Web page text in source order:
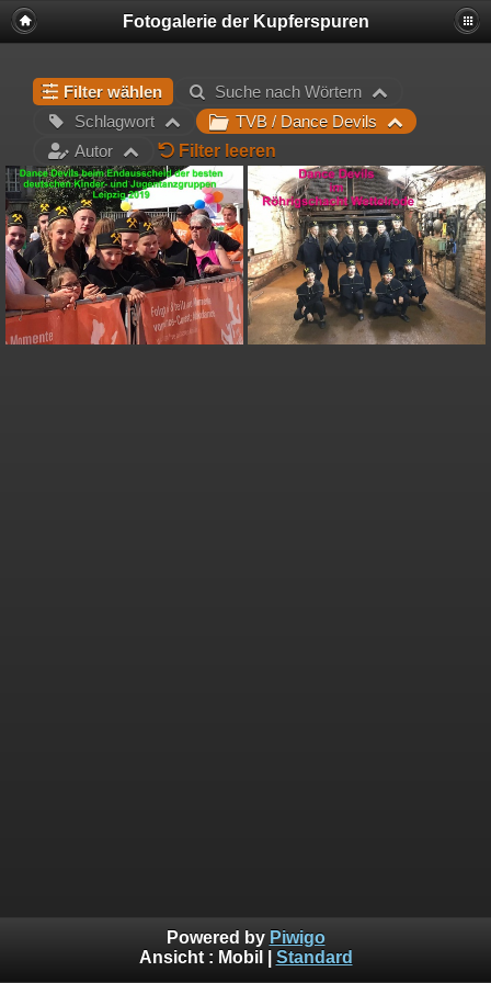
Fotogalerie der Kupferspuren
Filter wählen
Suche nach Wörtern
Schlagwort
TVB / Dance Devils
Autor
Filter leeren
Powered by Piwigo
Ansicht : Mobil Standard